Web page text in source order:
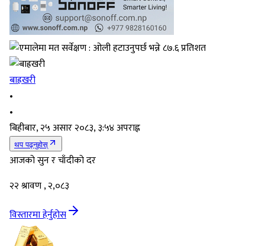
बाह्रखरी
•
•
बिहीबार, २५ असार २०८३, ३:५४ अपराह्न
थप पढ्नुहोस्
आजको सुन र चाँदीको दर
२२ श्रावण , २,०८३
विस्तारमा हेर्नुहोस